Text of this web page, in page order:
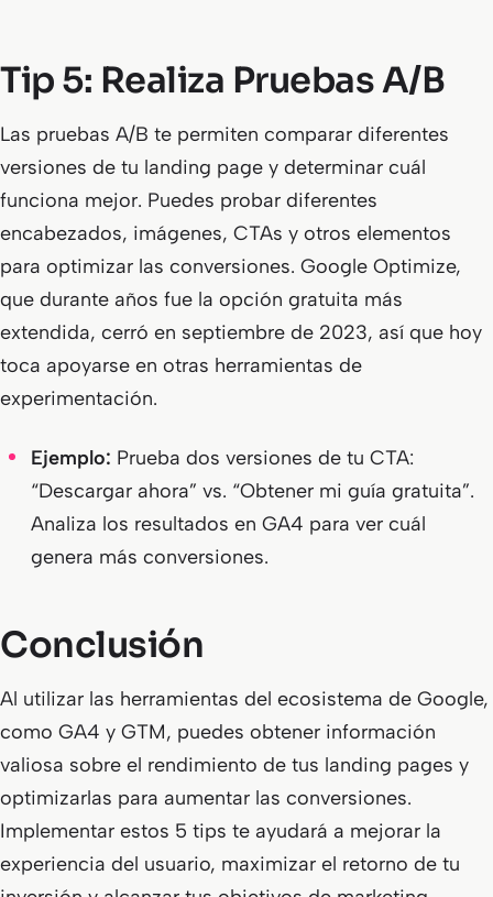
Tip 5: Realiza Pruebas A/B
Las pruebas A/B te permiten comparar diferentes
versiones de tu landing page y determinar cuál
funciona mejor. Puedes probar diferentes
encabezados, imágenes, CTAs y otros elementos
para optimizar las conversiones. Google Optimize,
que durante años fue la opción gratuita más
extendida, cerró en septiembre de 2023, así que hoy
toca apoyarse en otras herramientas de
experimentación.
Ejemplo: Prueba dos versiones de tu CTA:
“Descargar ahora” vs. “Obtener mi guía gratuita”.
Analiza los resultados en GA4 para ver cuál
genera más conversiones.
Conclusión
Al utilizar las herramientas del ecosistema de Google,
como GA4 y GTM, puedes obtener información
valiosa sobre el rendimiento de tus landing pages y
optimizarlas para aumentar las conversiones.
Implementar estos 5 tips te ayudará a mejorar la
experiencia del usuario, maximizar el retorno de tu